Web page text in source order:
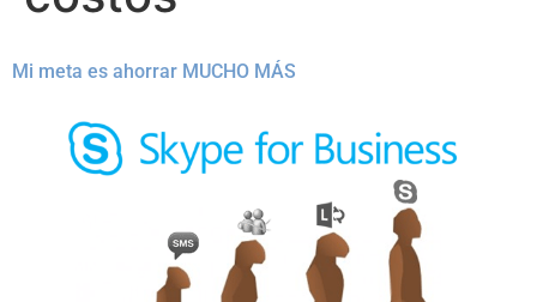
Mi meta es ahorrar MUCHO MÁS